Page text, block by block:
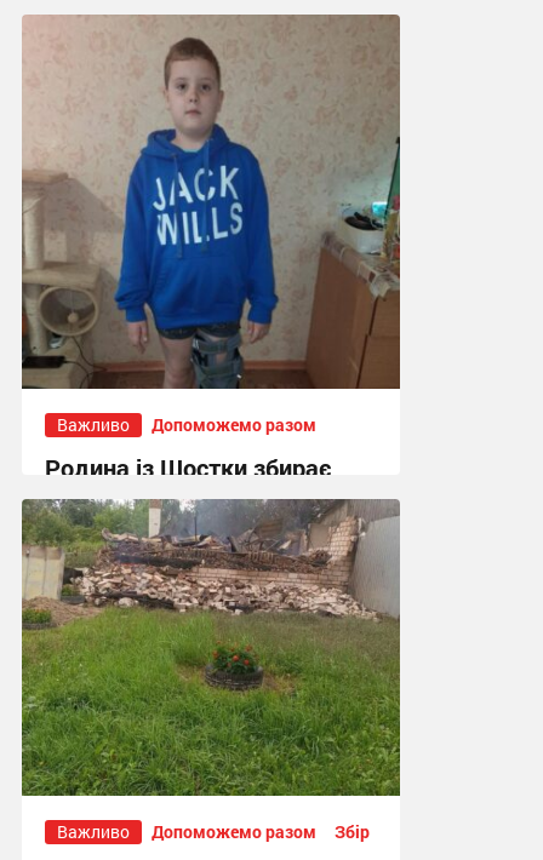
Важливо Допоможемо разом
Родина із Шостки збирає
гроші на операцію з
подовження ноги для 11-
річного сина
16:55, 30.07.2026
Важливо Допоможемо разом Збір